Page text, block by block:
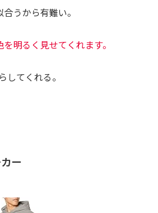
うから有難い。
明るく見せてくれます。
してくれる。
ー